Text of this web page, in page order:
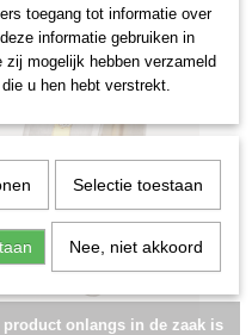
onlangs in de zaak is
toegang tot informatie over
informatie gebruiken in
mogelijk hebben verzameld
u hen hebt verstrekt.
Selectie toestaan
Nee, niet akkoord